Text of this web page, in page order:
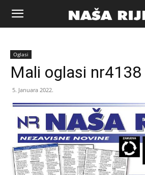
Naša
riječ
Zenica
Oglasi
Mali oglasi nr4138
5. Januara 2022.